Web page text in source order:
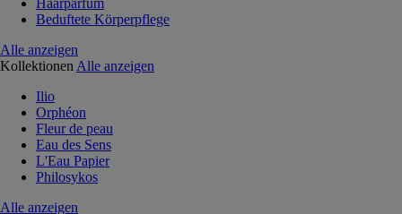
Beduftete Körperpflege
Alle anzeigen
Kollektionen Alle anzeigen
Ilio
Orphéon
Fleur de peau
Eau des Sens
L'Eau Papier
Philosykos
Alle anzeigen